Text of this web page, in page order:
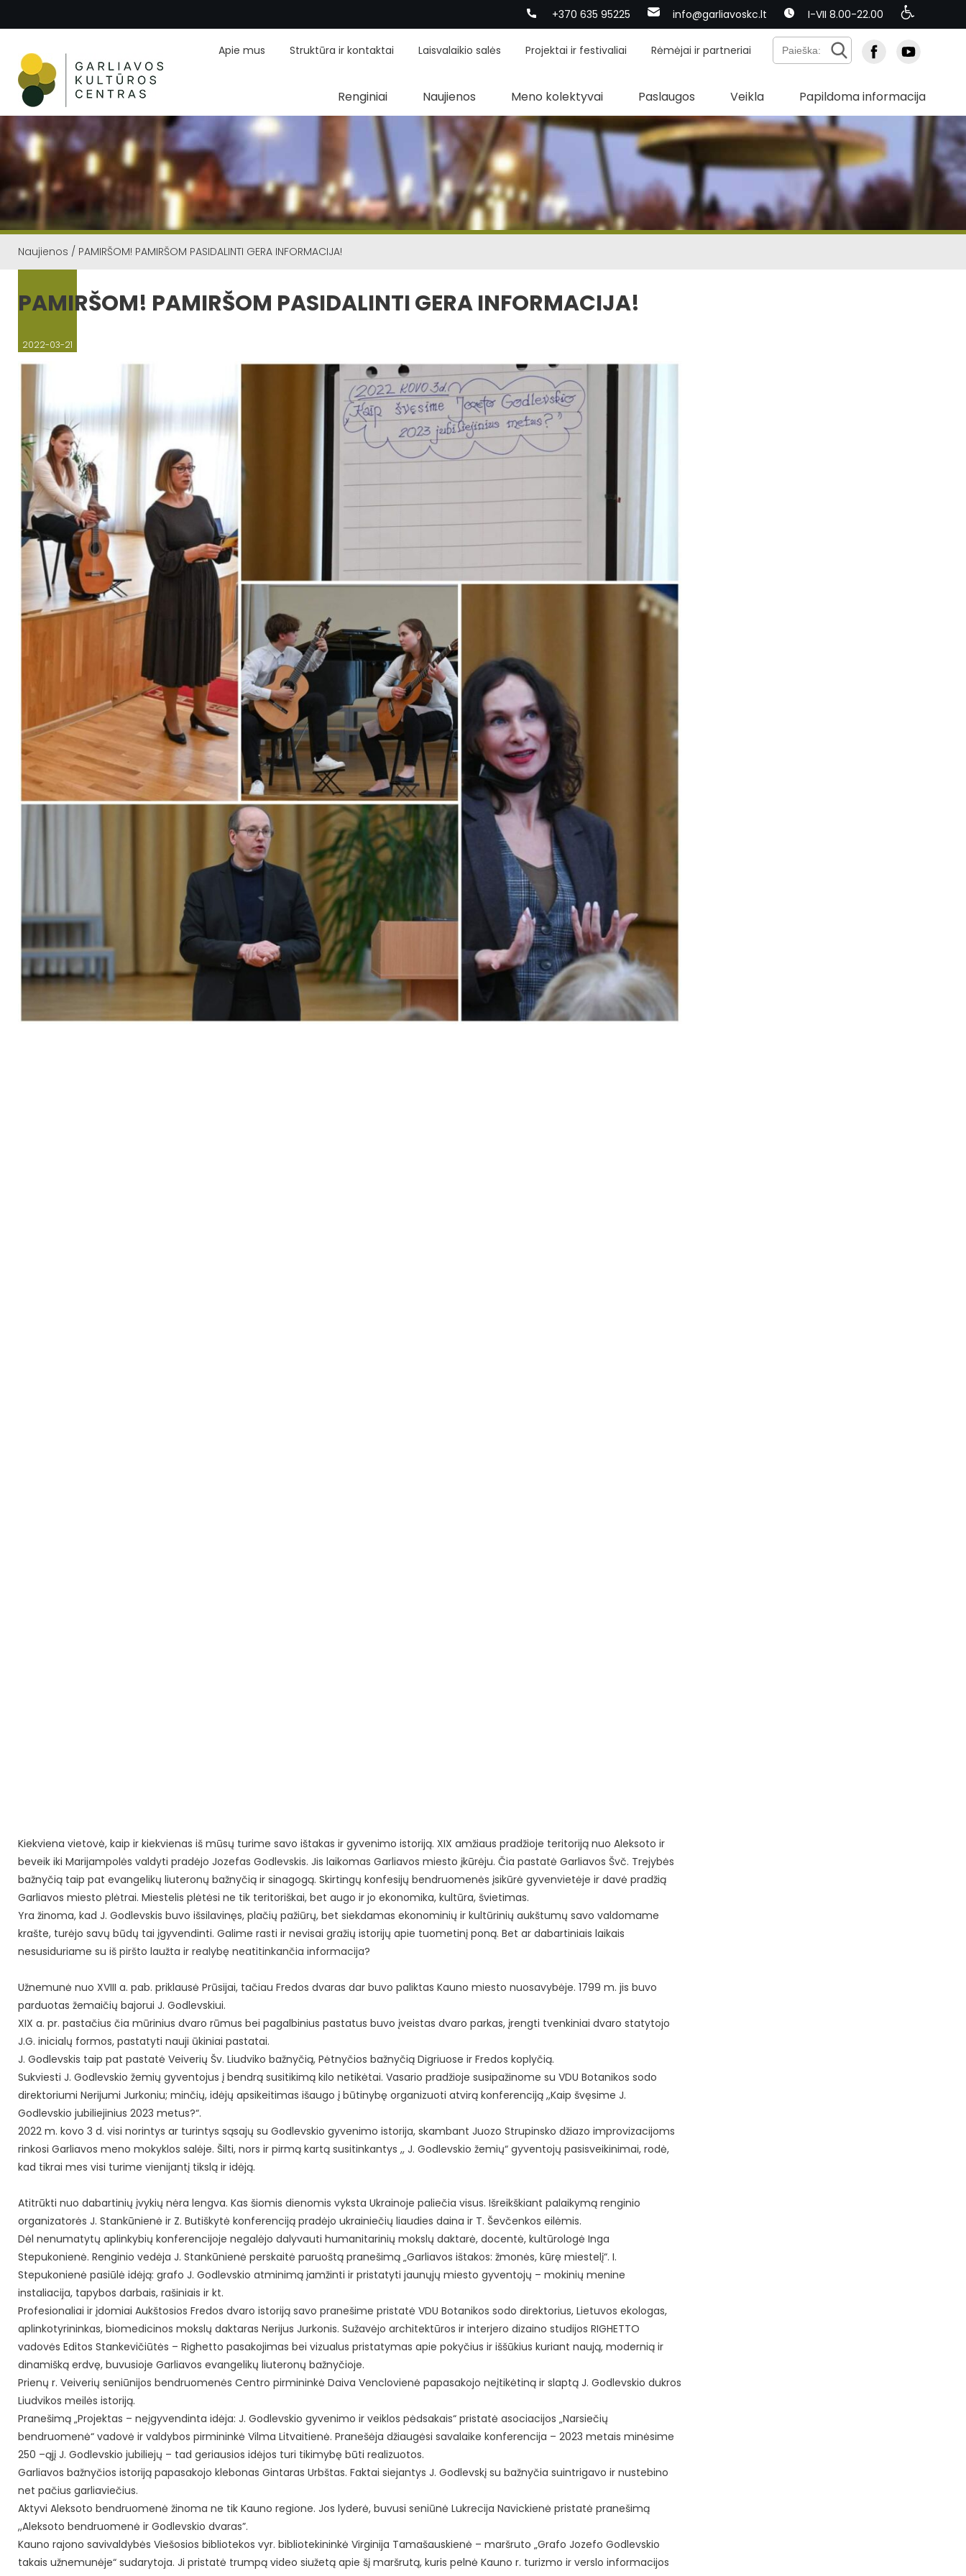
+370 635 95225 info@garliavoskc.lt I-VII 8.00-22.00
Apie mus Struktūra ir kontaktai Laisvalaikio salės Projektai ir festivaliai Rėmėjai ir partneriai
Renginiai Naujienos Meno kolektyvai Paslaugos Veikla Papildoma informacija
Naujienos / PAMIRŠOM! PAMIRŠOM PASIDALINTI GERA INFORMACIJA!
PAMIRŠOM! PAMIRŠOM PASIDALINTI GERA INFORMACIJA!
2022-03-21
Kiekviena vietovė, kaip ir kiekvienas iš mūsų turime savo ištakas ir gyvenimo istoriją. XIX amžiaus pradžioje teritoriją nuo Aleksoto ir
beveik iki Marijampolės valdyti pradėjo Jozefas Godlevskis. Jis laikomas Garliavos miesto įkūrėju. Čia pastatė Garliavos Švč. Trejybės
bažnyčią taip pat evangelikų liuteronų bažnyčią ir sinagogą. Skirtingų konfesijų bendruomenės įsikūrė gyvenvietėje ir davė pradžią
Garliavos miesto plėtrai. Miestelis plėtėsi ne tik teritoriškai, bet augo ir jo ekonomika, kultūra, švietimas.
Yra žinoma, kad J. Godlevskis buvo išsilavinęs, plačių pažiūrų, bet siekdamas ekonominių ir kultūrinių aukštumų savo valdomame
krašte, turėjo savų būdų tai įgyvendinti. Galime rasti ir nevisai gražių istorijų apie tuometinį poną. Bet ar dabartiniais laikais
nesusiduriame su iš piršto laužta ir realybę neatitinkančia informacija?
Užnemunė nuo XVIII a. pab. priklausė Prūsijai, tačiau Fredos dvaras dar buvo paliktas Kauno miesto nuosavybėje. 1799 m. jis buvo
parduotas žemaičių bajorui J. Godlevskiui.
XIX a. pr. pastačius čia mūrinius dvaro rūmus bei pagalbinius pastatus buvo įveistas dvaro parkas, įrengti tvenkiniai dvaro statytojo
J.G. inicialų formos, pastatyti nauji ūkiniai pastatai.
J. Godlevskis taip pat pastatė Veiverių Šv. Liudviko bažnyčią, Pėtnyčios bažnyčią Digriuose ir Fredos koplyčią.
Sukviesti J. Godlevskio žemių gyventojus į bendrą susitikimą kilo netikėtai. Vasario pradžioje susipažinome su VDU Botanikos sodo
direktoriumi Nerijumi Jurkoniu; minčių, idėjų apsikeitimas išaugo į būtinybę organizuoti atvirą konferenciją ,,Kaip švęsime J.
Godlevskio jubiliejinius 2023 metus?“.
2022 m. kovo 3 d. visi norintys ar turintys sąsajų su Godlevskio gyvenimo istorija, skambant Juozo Strupinsko džiazo improvizacijoms
rinkosi Garliavos meno mokyklos salėje. Šilti, nors ir pirmą kartą susitinkantys ,, J. Godlevskio žemių“ gyventojų pasisveikinimai, rodė,
kad tikrai mes visi turime vienijantį tikslą ir idėją.
Atitrūkti nuo dabartinių įvykių nėra lengva. Kas šiomis dienomis vyksta Ukrainoje paliečia visus. Išreikškiant palaikymą renginio
organizatorės J. Stankūnienė ir Z. Butiškytė konferenciją pradėjo ukrainiečių liaudies daina ir T. Ševčenkos eilėmis.
Dėl nenumatytų aplinkybių konferencijoje negalėjo dalyvauti humanitarinių mokslų daktarė, docentė, kultūrologė Inga
Stepukonienė. Renginio vedėja J. Stankūnienė perskaitė paruoštą pranešimą „Garliavos ištakos: žmonės, kūrę miestelį“. I.
Stepukonienė pasiūlė idėją: grafo J. Godlevskio atminimą įamžinti ir pristatyti jaunųjų miesto gyventojų – mokinių menine
instaliacija, tapybos darbais, rašiniais ir kt.
Profesionaliai ir įdomiai Aukštosios Fredos dvaro istoriją savo pranešime pristatė VDU Botanikos sodo direktorius, Lietuvos ekologas,
aplinkotyrininkas, biomedicinos mokslų daktaras Nerijus Jurkonis. Sužavėjo architektūros ir interjero dizaino studijos RIGHETTO
vadovės Editos Stankevičiūtės – Righetto pasakojimas bei vizualus pristatymas apie pokyčius ir iššūkius kuriant naują, modernią ir
dinamišką erdvę, buvusioje Garliavos evangelikų liuteronų bažnyčioje.
Prienų r. Veiverių seniūnijos bendruomenės Centro pirmininkė Daiva Venclovienė papasakojo neįtikėtiną ir slaptą J. Godlevskio dukros
Liudvikos meilės istoriją.
Pranešimą „Projektas – neįgyvendinta idėja: J. Godlevskio gyvenimo ir veiklos pėdsakais“ pristatė asociacijos „Narsiečių
bendruomenė“ vadovė ir valdybos pirmininkė Vilma Litvaitienė. Pranešėja džiaugėsi savalaike konferencija – 2023 metais minėsime
250 –ąjį J. Godlevskio jubiliejų – tad geriausios idėjos turi tikimybę būti realizuotos.
Garliavos bažnyčios istoriją papasakojo klebonas Gintaras Urbštas. Faktai siejantys J. Godlevskį su bažnyčia suintrigavo ir nustebino
net pačius garliaviečius.
Aktyvi Aleksoto bendruomenė žinoma ne tik Kauno regione. Jos lyderė, buvusi seniūnė Lukrecija Navickienė pristatė pranešimą
,,Aleksoto bendruomenė ir Godlevskio dvaras”.
Kauno rajono savivaldybės Viešosios bibliotekos vyr. bibliotekininkė Virginija Tamašauskienė – maršruto „Grafo Jozefo Godlevskio
takais užnemunėje“ sudarytoja. Ji pristatė trumpą video siužetą apie šį maršrutą, kuris pelnė Kauno r. turizmo ir verslo informacijos